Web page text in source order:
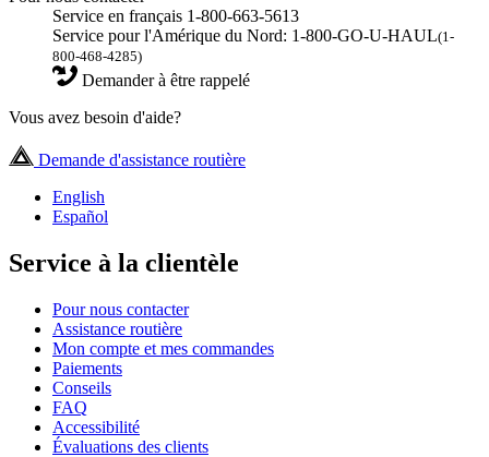
Service en français 1-800-663-5613
Service pour l'Amérique du Nord: 1-800-GO-U-HAUL(1-
800-468-4285)
Demander à être rappelé
Vous avez besoin d'aide?
Demande d'assistance routière
English
Español
Service à la clientèle
Pour nous contacter
Assistance routière
Mon compte et mes commandes
Paiements
Conseils
FAQ
Accessibilité
Évaluations des clients